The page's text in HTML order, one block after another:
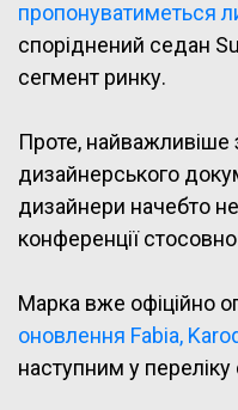
пропонуватиметься
споріднений седан
сегмент ринку.
Проте, найважливіше
дизайнерського
дизайнери начебто
конференції
Марка вже офіційно
оновлення Fabia,
наступним у